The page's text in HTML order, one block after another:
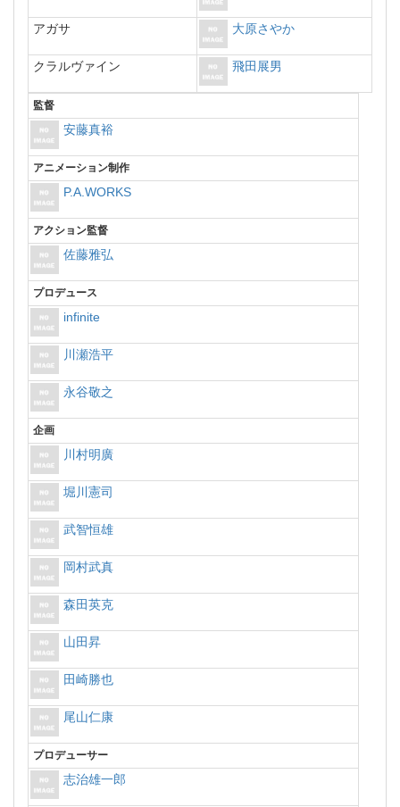
アガサ 大原さやか
クラルヴァイン 飛田展男
監督
安藤真裕
アニメーション制作
P.A.WORKS
アクション監督
佐藤雅弘
プロデュース
infinite
川瀬浩平
永谷敬之
企画
川村明廣
堀川憲司
武智恒雄
岡村武真
森田英克
山田昇
田崎勝也
尾山仁康
プロデューサー
志治雄一郎